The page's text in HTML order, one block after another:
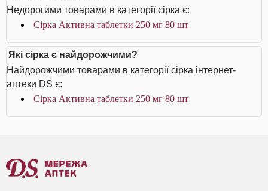
Недорогими товарами в категорії сірка є:
Сірка Активна таблетки 250 мг 80 шт
Які сірка є найдорожчими?
Найдорожчими товарами в категорії сірка інтернет-
аптеки DS є:
Сірка Активна таблетки 250 мг 80 шт